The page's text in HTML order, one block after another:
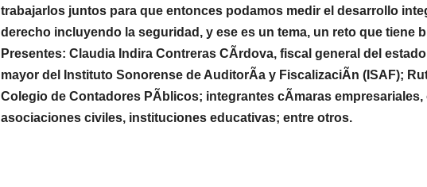
trabajarlos juntos para que entonces podamos medir el desarrollo
derecho incluyendo la seguridad, y ese es un tema, un reto que tiene
Presentes: Claudia Indira Contreras CÃrdova, fiscal general del
mayor del Instituto Sonorense de AuditorÃa y FiscalizaciÃn (ISAF);
Colegio de Contadores PÃblicos; integrantes cÃmaras
asociaciones civiles, instituciones educativas; entre otros.